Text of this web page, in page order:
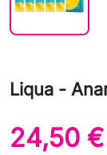
Liqua -
24,50 €